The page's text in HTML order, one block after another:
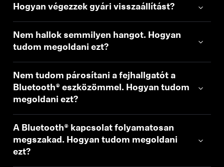
Hogyan végezzek gyári visszaállítást?
Nem hallok semmilyen hangot. Hogyan
tudom megoldani ezt?
Nem tudom párosítani a fejhallgatót a
Bluetooth® eszközömmel. Hogyan tudom
megoldani ezt?
A Bluetooth® kapcsolat folyamatosan
megszakad. Hogyan tudom megoldani
ezt?